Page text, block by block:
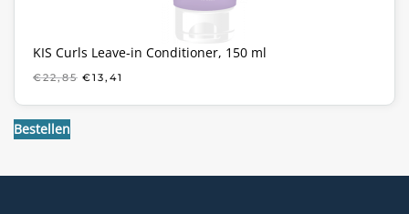
KIS Curls Leave-in Conditioner, 150 ml
€22,85 OORSPRONKELIJKE
WAS:
€13,41
IS:
Bestellen